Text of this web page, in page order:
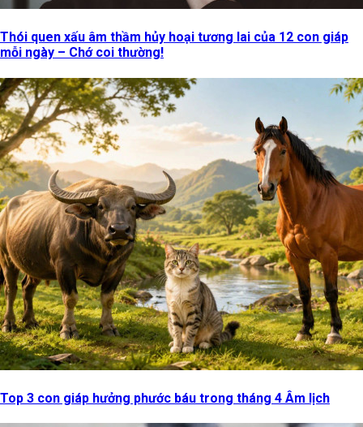
Thói quen xấu âm thầm hủy hoại tương lai của 12 con giáp
mỗi ngày – Chớ coi thường!
Top 3 con giáp hưởng phước báu trong tháng 4 Âm lịch